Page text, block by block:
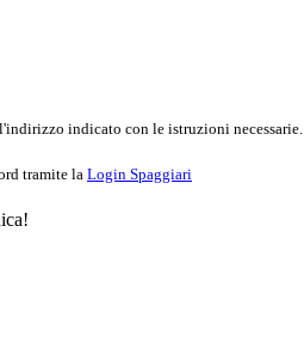
indicato con le istruzioni necessarie.
tramite la Login Spaggiari